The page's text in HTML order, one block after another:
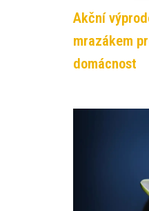
Akční
mrazákem
domácnost